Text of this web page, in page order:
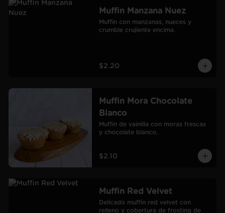
Muffin Manzana Nuez
Muffin con manzanas, nueces y
crumble crujiente encima.
$2.20
Muffin Mora Chocolate
Blanco
Muffin de vainilla con moras frescas
y chocolate blanco.
$2.10
Muffin Red Velvet
Delicado muffin red velvet con
relleno y cobertura de frosting de